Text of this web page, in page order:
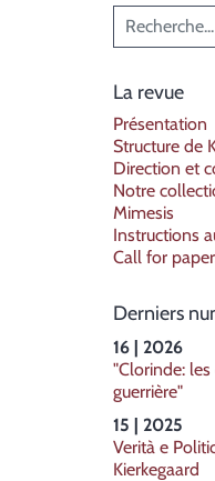
Menu
La revue
Présentation
Structure de
Direction et
Notre
Mimesis
Instructions
Call for
Derniers
16 | 2026
"Clorinde:
guerrière"
15 | 2025
Verità e
Kierkegaard